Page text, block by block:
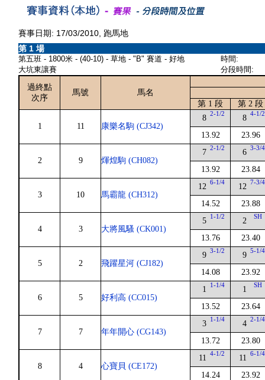
賽事日期: 17/03/2010, 跑馬地
第 1 場
第五班 - 1800米 - (40-10) - 草地 - "B" 賽道 - 好地
大坑東讓賽
時間:
分段時間:
過終點
次序
馬號
馬名
第 1 段
第 2 段
1 11 康樂名駒 (CJ342)
8 2-1/2
13.92
8 4-1/2
23.96
2 9 煇煌駒 (CH082)
7 2-1/2
13.92
6 3-3/4
23.84
3 10 馬霸龍 (CH312)
12 6-1/4
14.52
12 7-3/4
23.88
4 3 大將風騷 (CK001)
5 1-1/2
13.76
2 SH
23.40
5 2 飛躍星河 (CJ182)
9 3-1/2
14.08
9 5-1/4
23.92
6 5 好利高 (CC015)
1 1-1/4
13.52
1 SH
23.64
7 7 年年開心 (CG143)
3 1-1/4
13.72
4 2-1/4
23.80
8 4 心寶貝 (CE172)
11 4-1/2
14.24
11 6-1/4
23.92